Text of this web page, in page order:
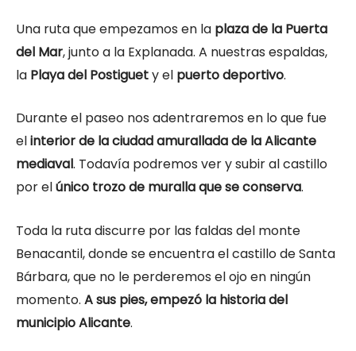
Una ruta que empezamos en la plaza de la Puerta
del Mar, junto a la Explanada. A nuestras espaldas,
la Playa del Postiguety el puerto deportivo.
Durante el paseo nos adentraremos en lo que fue
elinterior de la ciudad amurallada de la Alicante
mediaval. Todavía podremos ver y subir al castillo
por elúnico trozo de muralla que se conserva.
Toda la ruta discurre por las faldas del monte
Benacantil, donde se encuentra el castillo de Santa
Bárbara, que no le perderemos el ojo en ningún
momento. A sus pies, empezó la historia del
municipio Alicante.